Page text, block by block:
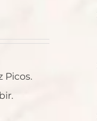
Picos.